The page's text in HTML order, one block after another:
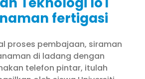
fertigasi
proses pembajaan, siraman
di ladang dengan
telefon pintar, itulah